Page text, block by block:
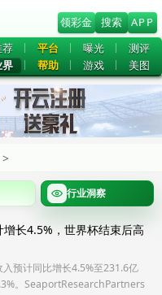
领彩金 搜索
APP
荐 平台 曝光
测评
界 帮助 游戏 美图
>
行业洞察
长4.5%，世界杯结束后高
预计同比增长4.5%至231.6亿
。SeaportResearchPartners